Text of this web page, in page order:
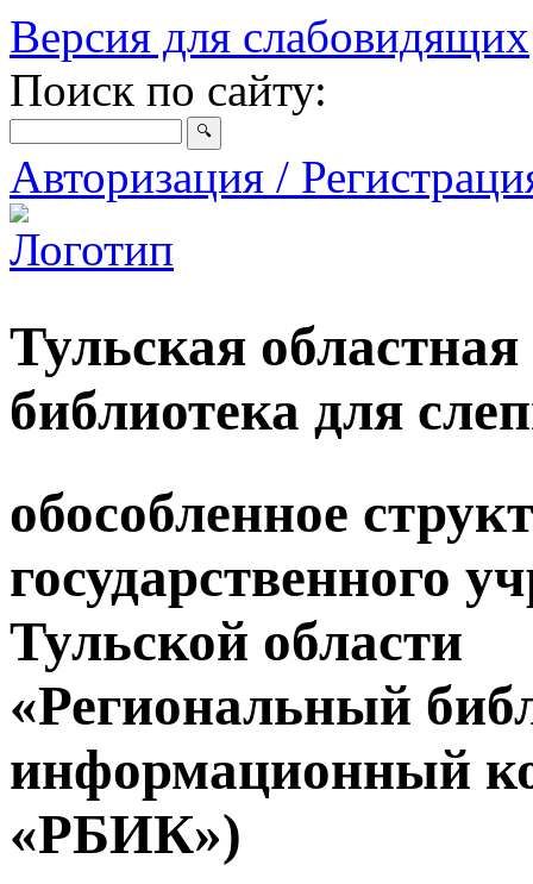
Версия для слабовидящих
Поиск по сайту:
Авторизация /
Тульская
библиотека для
обособленное
государственного
Тульской области
«Региональный
информационный
«РБИК»)